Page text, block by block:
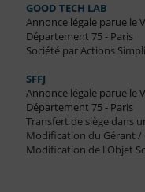
GOOD TECH LAB
Annonce légale parue le
Département 75 - Paris
Société par Actions
SFFJ
Annonce légale parue le
Département 75 - Paris
Transfert de siège dans
Modification du Gérant /
Modification de l'Objet